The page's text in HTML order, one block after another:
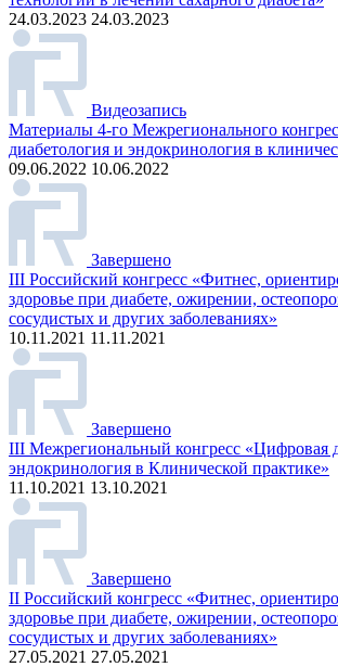
24.03.2023 24.03.2023
Видеозапись
Материалы 4-го Межрегионального
диабетология и эндокринология в
09.06.2022 10.06.2022
Завершено
III Российский конгресс «Фитнес,
здоровье при диабете, ожирении,
сосудистых и других заболеваниях»
10.11.2021 11.11.2021
Завершено
III Межрегиональный конгресс «Цифровая
эндокринология в Клинической практике»
11.10.2021 13.10.2021
Завершено
II Российский конгресс «Фитнес,
здоровье при диабете, ожирении,
сосудистых и других заболеваниях»
27.05.2021 27.05.2021